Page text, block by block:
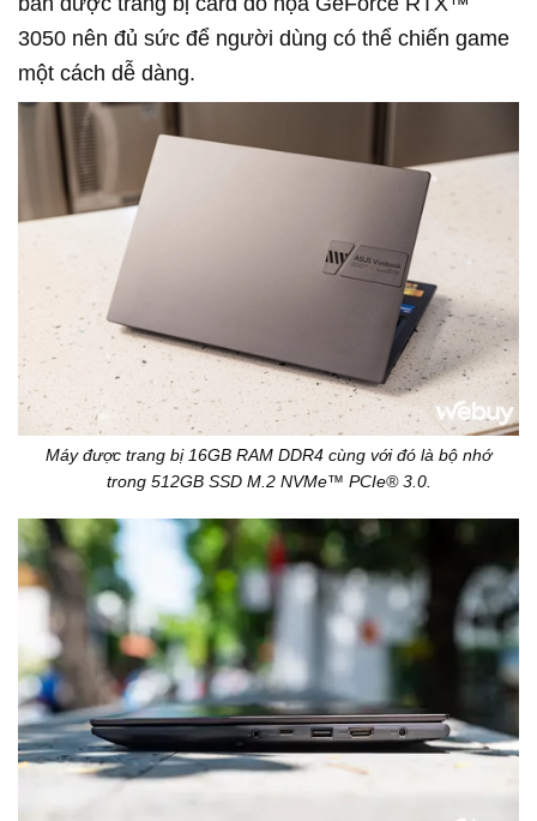
3050 nên đủ sức để người dùng có thể chiến game
một cách dễ dàng.
Máy được trang bị 16GB RAM DDR4 cùng với đó là bộ nhớ
trong 512GB SSD M.2 NVMe™ PCIe® 3.0.